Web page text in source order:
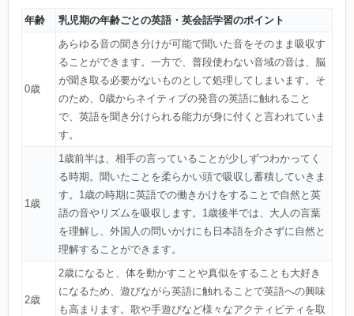
年齢 乳児期の年齢ごとの英語・英会話学習のポイント
0歳
あらゆる音の聞き分けが可能で聞いた音をそのまま吸収す
ることができます。一方で、普段使わない音域の音は、脳
が聞き取る必要がないものとして処理してしまいます。そ
のため、0歳からネイティブの発音の英語に触れること
で、英語を聞き分けられる能力が身に付くと言われていま
す。
1歳
1歳前半は、相手の言っていることが少しずつわかってく
る時期。聞いたことを柔らかい頭で吸収し蓄積していきま
す。1歳の時期に英語での働きかけをすることで自然と英
語の音やリズムを吸収します。1歳後半では、大人の言葉
を理解し、外国人の問いかけにも日本語を介さずに自然と
理解することができます。
2歳
2歳になると、体を動かすことや真似をすることも大好き
になるため、遊びながら英語に触れることで英語への興味
も高まります。歌や手遊びなど様々なアクティビティを取